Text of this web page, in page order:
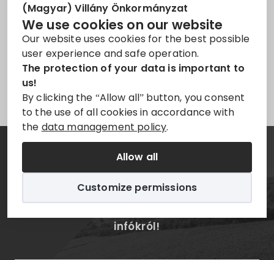
(Magyar) Villány Önkormányzat
We use cookies on our website
Our website uses cookies for the best possible
user experience and safe operation.
The protection of your data is important to
us!
By clicking the “Allow all” button, you consent
to the use of all cookies in accordance with
the data management policy.
Allow all
Customize permissions
2. Sep 2025
Sorry, this entry is only available in Magyar
Hírlevél
infókról!